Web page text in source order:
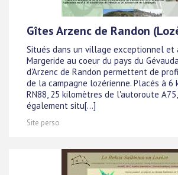
Gîtes Arzenc de Randon
Situés dans un village exceptionnel et
Margeride au coeur du pays du
d'Arzenc de Randon permettent de
de la campagne lozérienne. Placés à
RN88, 25 kilomètres de l'autoroute
également situ[...]
Site perso